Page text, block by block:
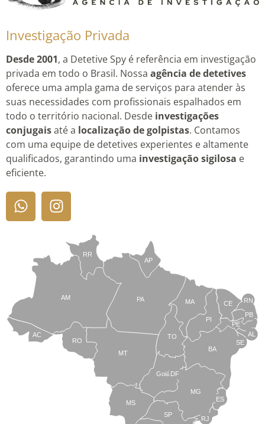
Investigação Privada
Desde 2001, a Detetive Spy é referência em investigação
privada em todo o Brasil. Nossa agência de detetives
oferece uma ampla gama de serviços para atender às
suas necessidades com profissionais espalhados em
todo o território nacional. Desde investigações
conjugaisaté a localização de golpistas. Contamos
com uma equipe de detetives experientes e altamente
qualificados, garantindo uma investigação sigilosa e
eficiente.
TO
BA
SE
PE
AL
RN
CE
PI
MA
AP
PA
RR
AM
AC
RO
MT
MS
Goiás
SP
MG
RJ
ES
DF
PB